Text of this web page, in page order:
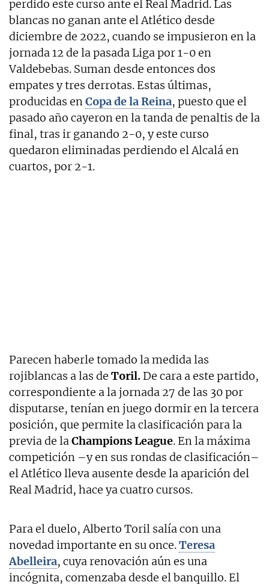
perdido este curso ante el Real Madrid. Las
blancas no ganan ante el Atlético desde
diciembre de 2022, cuando se impusieron en la
jornada 12 de la pasada Liga por 1-0 en
Valdebebas. Suman desde entonces dos
empates y tres derrotas. Estas últimas,
producidas enCopa de la Reina, puesto que el
pasado año cayeron en la tanda de penaltis de la
final, tras ir ganando 2-0, y este curso
quedaron eliminadas perdiendo el Alcalá en
cuartos, por 2-1.
Parecen haberle tomado la medida las
rojiblancas a las de Toril. De cara a este partido,
correspondiente a la jornada 27 de las 30 por
disputarse, tenían en juego dormir en la tercera
posición, que permite la clasificación para la
previa de laChampions League. En la máxima
competición –y en sus rondas de clasificación–
el Atlético lleva ausente desde la aparición del
Real Madrid, hace ya cuatro cursos.
Para el duelo, Alberto Toril salía con una
novedad importante en su once.Teresa
Abelleira, cuya renovación aún es una
incógnita, comenzaba desde el banquillo. El